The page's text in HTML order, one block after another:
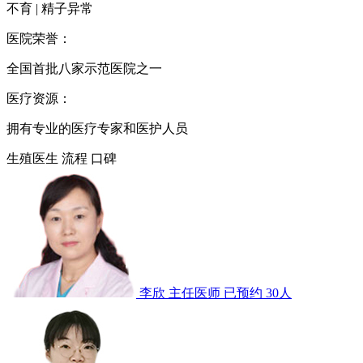
不育 | 精子异常
医院荣誉：
全国首批八家示范医院之一
医疗资源：
拥有专业的医疗专家和医护人员
生殖医生 流程 口碑
李欣 主任医师 已预约 30人